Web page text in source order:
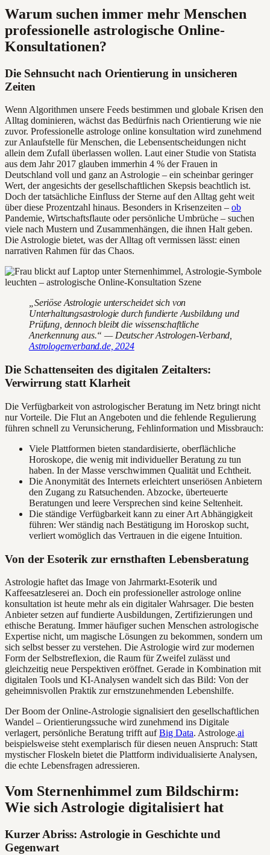
Warum suchen immer mehr Menschen
professionelle astrologische Online-
Konsultationen?
Die Sehnsucht nach Orientierung in unsicheren
Zeiten
Wenn Algorithmen unsere Feeds bestimmen und globale Krisen den
Alltag dominieren, wächst das Bedürfnis nach Orientierung wie nie
zuvor. Professionelle astrologe online konsultation wird zunehmend
zur Anlaufstelle für Menschen, die Lebensentscheidungen nicht
allein dem Zufall überlassen wollen. Laut einer Studie von Statista
aus dem Jahr 2017 glauben immerhin 4 % der Frauen in
Deutschland voll und ganz an Astrologie – ein scheinbar geringer
Wert, der angesichts der gesellschaftlichen Skepsis beachtlich ist.
Doch der tatsächliche Einfluss der Sterne auf den Alltag geht weit
über diese Prozentzahl hinaus. Besonders in Krisenzeiten – ob
Pandemie, Wirtschaftsflaute oder persönliche Umbrüche – suchen
viele nach Mustern und Zusammenhängen, die ihnen Halt geben.
Die Astrologie bietet, was der Alltag oft vermissen lässt: einen
narrativen Rahmen für das Chaos.
„Seriöse Astrologie unterscheidet sich von
Unterhaltungsastrologie durch fundierte Ausbildung und
Prüfung, dennoch bleibt die wissenschaftliche
Anerkennung aus.“ — Deutscher Astrologen-Verband,
Astrologenverband.de, 2024
Die Schattenseiten des digitalen Zeitalters:
Verwirrung statt Klarheit
Die Verfügbarkeit von astrologischer Beratung im Netz bringt nicht
nur Vorteile. Die Flut an Angeboten und die fehlende Regulierung
führen schnell zu Verunsicherung, Fehlinformation und Missbrauch:
Viele Plattformen bieten standardisierte, oberflächliche
Horoskope, die wenig mit individueller Beratung zu tun
haben. In der Masse verschwimmen Qualität und Echtheit.
Die Anonymität des Internets erleichtert unseriösen Anbietern
den Zugang zu Ratsuchenden. Abzocke, überteuerte
Beratungen und leere Versprechen sind keine Seltenheit.
Die ständige Verfügbarkeit kann zu einer Art Abhängigkeit
führen: Wer ständig nach Bestätigung im Horoskop sucht,
verliert womöglich das Vertrauen in die eigene Intuition.
Von der Esoterik zur ernsthaften Lebensberatung
Astrologie haftet das Image von Jahrmarkt-Esoterik und
Kaffeesatzleserei an. Doch ein professioneller astrologe online
konsultation ist heute mehr als ein digitaler Wahrsager. Die besten
Anbieter setzen auf fundierte Ausbildungen, Zertifizierungen und
ethische Beratung. Immer häufiger suchen Menschen astrologische
Expertise nicht, um magische Lösungen zu bekommen, sondern um
sich selbst besser zu verstehen. Die Astrologie wird zur modernen
Form der Selbstreflexion, die Raum für Zweifel zulässt und
gleichzeitig neue Perspektiven eröffnet. Gerade in Kombination mit
digitalen Tools und KI-Analysen wandelt sich das Bild: Von der
geheimnisvollen Praktik zur ernstzunehmenden Lebenshilfe.
Der Boom der Online-Astrologie signalisiert den gesellschaftlichen
Wandel – Orientierungssuche wird zunehmend ins Digitale
verlagert, persönliche Beratung trifft aufBig Data. Astrologe.ai
beispielsweise steht exemplarisch für diesen neuen Anspruch: Statt
mystischer Floskeln bietet die Plattform individualisierte Analysen,
die echte Lebensfragen adressieren.
Vom Sternenhimmel zum Bildschirm:
Wie sich Astrologie digitalisiert hat
Kurzer Abriss: Astrologie in Geschichte und
Gegenwart